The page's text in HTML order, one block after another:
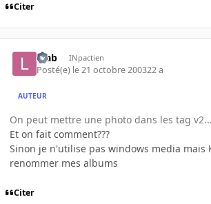
Citer
lifab INpactien
Posté(e) le 21 octobre 200322 a
AUTEUR
On peut mettre une photo dans les tag v2...
Et on fait comment???
Sinon je n'utilise pas windows media mais
renommer mes albums
Citer